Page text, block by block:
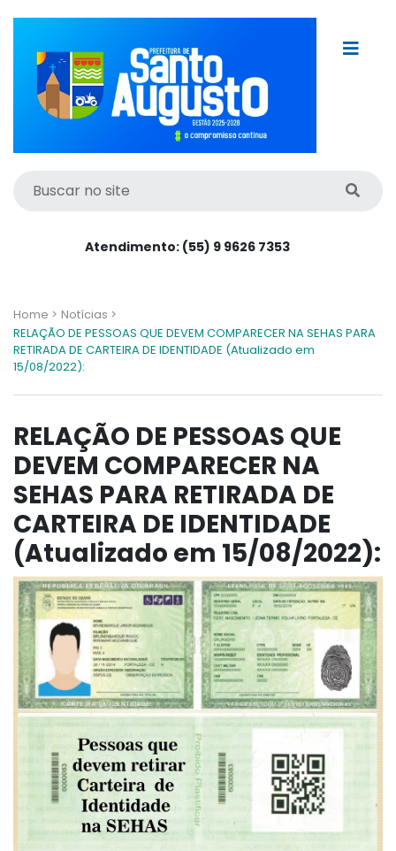
Atendimento: (55) 9 9626 7353
Home > Notícias >
RELAÇÃO DE PESSOAS QUE DEVEM COMPARECER NA SEHAS PARA
RETIRADA DE CARTEIRA DE IDENTIDADE (Atualizado em
15/08/2022):
RELAÇÃO DE PESSOAS QUE
DEVEM COMPARECER NA
SEHAS PARA RETIRADA DE
CARTEIRA DE IDENTIDADE
(Atualizado em 15/08/2022):